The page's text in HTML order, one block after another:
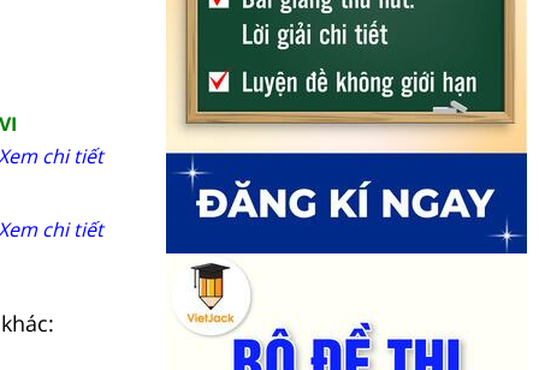
chi tiết
chi tiết